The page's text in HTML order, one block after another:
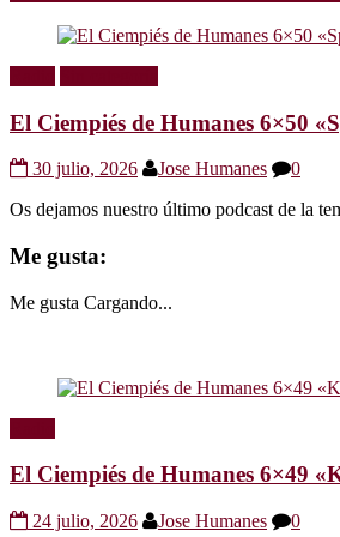
El Ciempiés de Humanes 6×50
30 julio, 2026 Jose Humanes
0
Os dejamos nuestro último podcast de la
Me gusta:
Me gusta Cargando...
El Ciempiés de Humanes 6×49
24 julio, 2026 Jose Humanes 0